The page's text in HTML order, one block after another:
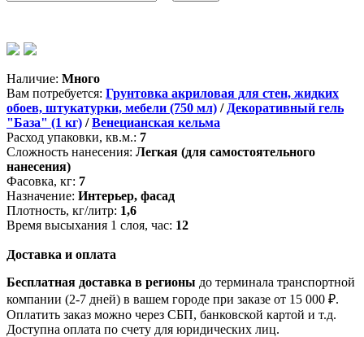
Наличие: Много
Вам потребуется: Грунтовка акриловая для стен, жидких
обоев, штукатурки, мебели (750 мл) / Декоративный гель
"База" (1 кг) /Венецианская кельма
Расход упаковки, кв.м.: 7
Сложность нанесения: Легкая (для самостоятельного
нанесения)
Фасовка, кг: 7
Назначение: Интерьер, фасад
Плотность, кг/литр: 1,6
Время высыхания 1 слоя, час: 12
Доставка и оплата
Бесплатная доставка в регионы до терминала транспортной
компании (2-7 дней) в вашем городе при заказе от 15 000 ₽.
Оплатить заказ можно через СБП, банковской картой и т.д.
Доступна оплата по счету для юридических лиц.